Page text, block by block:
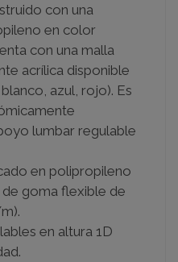
con una
en color
con una malla
acrílica disponible
azul, rojo). Es
lumbar regulable
en polipropileno
goma flexible de
en altura 1D